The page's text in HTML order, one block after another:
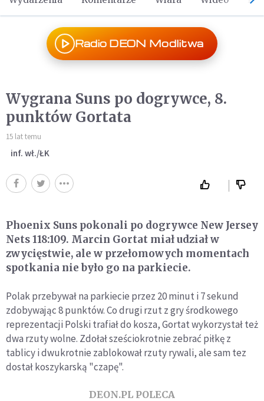
Radio DEON Modlitwa
Wygrana Suns po dogrywce, 8.
punktów Gortata
15 lat temu
inf. wł./ŁK
Phoenix Suns pokonali po dogrywce New Jersey
Nets 118:109. Marcin Gortat miał udział w
zwycięstwie, ale w przełomowych momentach
spotkania nie było go na parkiecie.
Polak przebywał na parkiecie przez 20 minut i 7 sekund
zdobywając 8 punktów. Co drugi rzut z gry środkowego
reprezentacji Polski trafiał do kosza, Gortat wykorzystał też
dwa rzuty wolne. Zdołał sześciokrotnie zebrać piłkę z
tablicy i dwukrotnie zablokował rzuty rywali, ale sam tez
dostał koszykarską "czapę".
DEON.PL POLECA